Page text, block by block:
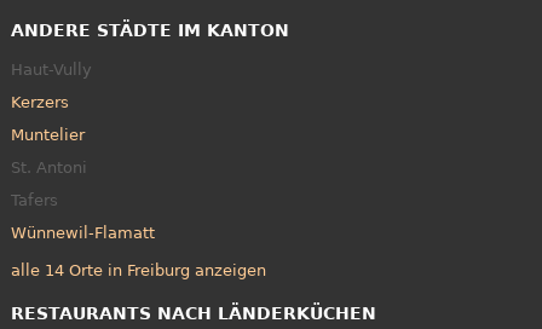
ANDERE STÄDTE IM KANTON
Haut-Vully
Kerzers
Muntelier
St. Antoni
Tafers
Wünnewil-Flamatt
alle 14 Orte in Freiburg anzeigen
RESTAURANTS NACH LÄNDERKÜCHEN